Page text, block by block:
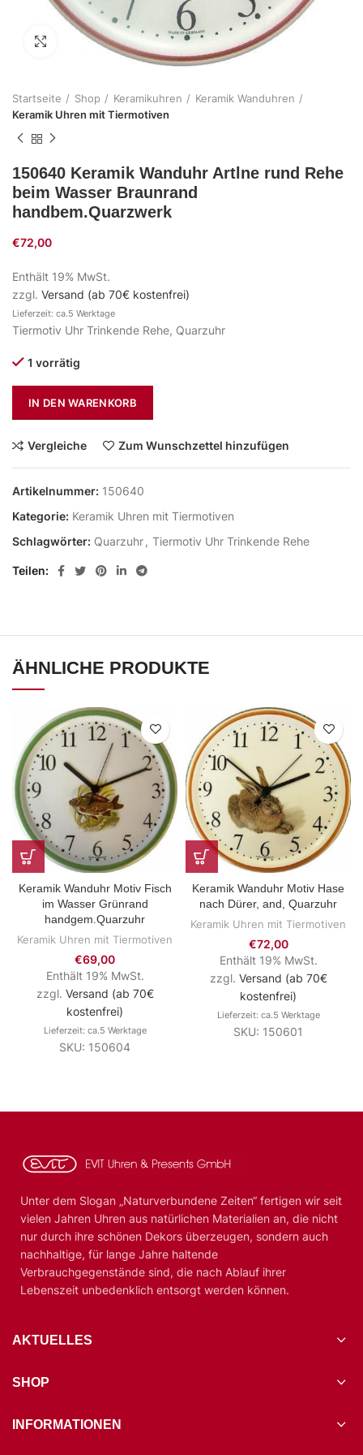
Zum Vergrößern klicken
Startseite Shop Keramikuhren
Keramik Wanduhren
Keramik Uhren mit Tiermotiven
150640 Keramik Wanduhr Artlne rund Rehe
beim Wasser Braunrand
handbem.Quarzwerk
€72,00
Enthält 19% MwSt.
zzgl. Versand (ab 70€ kostenfrei)
Lieferzeit: ca.5 Werktage
Tiermotiv Uhr Trinkende Rehe, Quarzuhr
1 vorrätig
IN DEN WARENKORB
Vergleiche Zum Wunschzettel hinzufügen
Artikelnummer: 150640
Kategorie: Keramik Uhren mit Tiermotiven
Schlagwörter: Quarzuhr, Tiermotiv Uhr Trinkende Rehe
Teilen
ÄHNLICHE PRODUKTE
Keramik Wanduhr Motiv Fisch
im Wasser Grünrand
handgem.Quarzuhr
Keramik Uhren mit Tiermotiven
€69,00
Enthält 19% MwSt.
zzgl. Versand (ab 70€
kostenfrei)
Lieferzeit: ca.5 Werktage
SKU: 150604
Keramik Wanduhr Motiv Hase
nach Dürer, and, Quarzuhr
Keramik Uhren mit Tiermotiven
€72,00
Enthält 19% MwSt.
zzgl. Versand (ab 70€
kostenfrei)
Lieferzeit: ca.5 Werktage
SKU: 150601
Unter dem Slogan „Naturverbundene Zeiten“ fertigen wir seit
vielen Jahren Uhren aus natürlichen Materialien an, die nicht
nur durch ihre schönen Dekors überzeugen, sondern auch
nachhaltige, für lange Jahre haltende
Verbrauchgegenstände sind, die nach Ablauf ihrer
Lebenszeit unbedenklich entsorgt werden können.
AKTUELLES
SHOP
INFORMATIONEN